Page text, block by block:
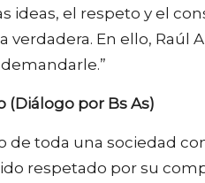
el respeto y el
verdadera. En ello,
(Diálogo por Bs As)
toda una sociedad
respetado por su